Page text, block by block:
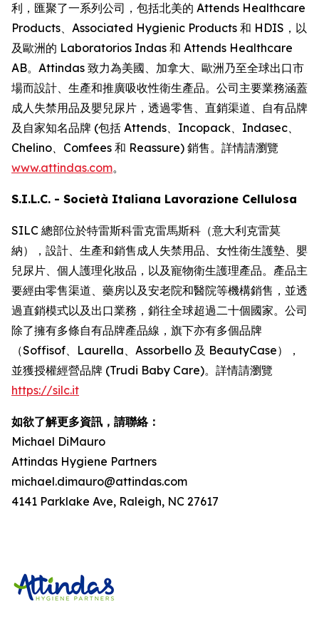
利，匯聚了一系列公司，包括北美的 Attends Healthcare
Products、Associated Hygienic Products 和 HDIS，以
及歐洲的 Laboratorios Indas 和 Attends Healthcare
AB。Attindas 致力為美國、加拿大、歐洲乃至全球出口市
場而設計、生產和推廣吸收性衛生產品。公司主要業務涵蓋
成人失禁用品及嬰兒尿片，透過零售、直銷渠道、自有品牌
及自家知名品牌 (包括 Attends、Incopack、Indasec、
Chelino、Comfees 和 Reassure) 銷售。詳情請瀏覽
www.attindas.com。
S.I.L.C. - Società Italiana Lavorazione Cellulosa
SILC 總部位於特雷斯科雷克雷馬斯科（意大利克雷莫
納），設計、生產和銷售成人失禁用品、女性衛生護墊、嬰
兒尿片、個人護理化妝品，以及寵物衛生護理產品。產品主
要經由零售渠道、藥房以及安老院和醫院等機構銷售，並透
過直銷模式以及出口業務，銷往全球超過二十個國家。公司
除了擁有多條自有品牌產品線，旗下亦有多個品牌
（Soffisof、Laurella、Assorbello 及 BeautyCase），
並獲授權經營品牌 (Trudi Baby Care)。詳情請瀏覽
https://silc.it
如欲了解更多資訊，請聯絡：
Michael DiMauro
Attindas Hygiene Partners
michael.dimauro@attindas.com
4141 Parklake Ave, Raleigh, NC 27617